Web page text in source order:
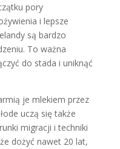
pory
i lepsze
są bardzo
To ważna
do stada i uniknąć
je mlekiem przez
uczą się także
migracji i techniki
dożyć nawet 20 lat,